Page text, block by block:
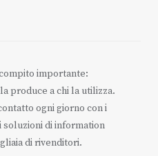
importante:
produce a chi la utilizza.
ogni giorno con i
di information
di rivenditori.